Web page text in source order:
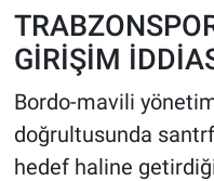
GİRİŞİM
Bordo-mavili
doğrultusunda
hedef haline